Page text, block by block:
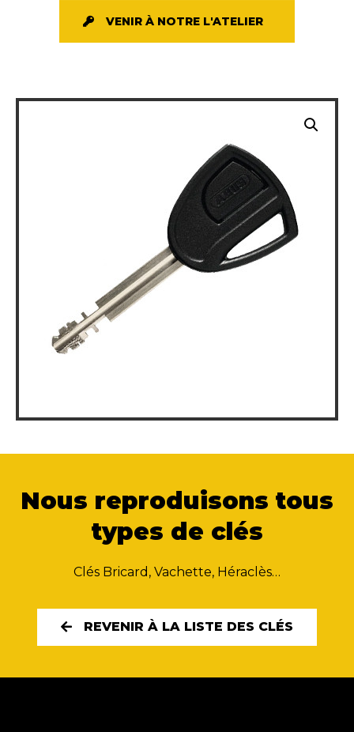
VENIR À NOTRE L'ATELIER
Nous reproduisons tous
types de clés
Clés Bricard, Vachette, Héraclès…
REVENIR À LA LISTE DES CLÉS